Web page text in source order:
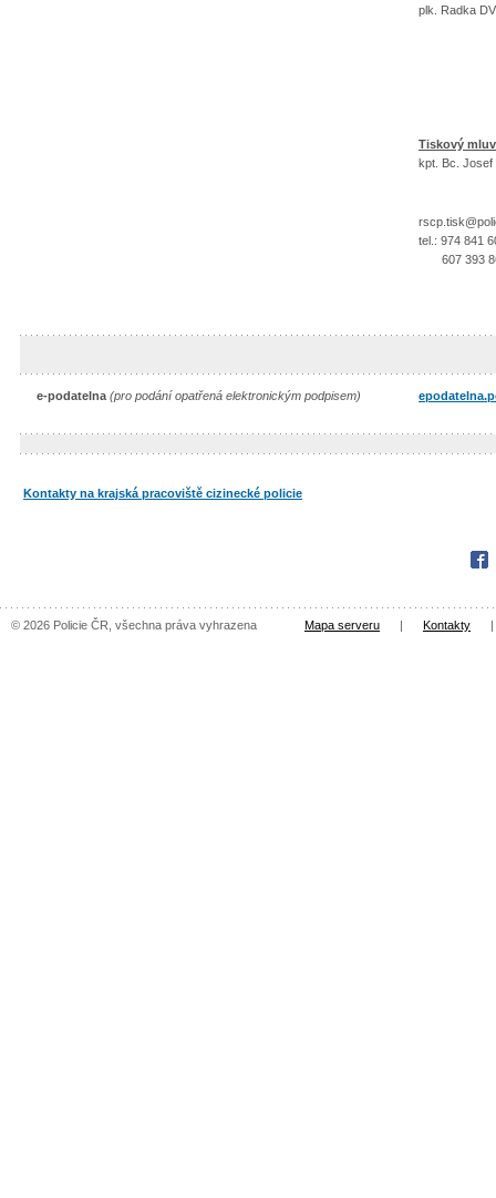
plk. Radka
Tiskový
kpt. Bc. Josef
tel.: 974 841
607 393
e-podatelna (pro podání opatřená elektronickým podpisem)
Kontakty na krajská pracoviště cizinecké policie
© 2026 Policie ČR, všechna práva vyhrazena Mapa serveru | Kontakty |